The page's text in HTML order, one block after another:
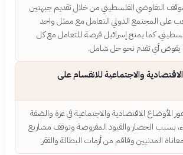
التفاوضي الفلسطيني من خلال تقديم جبهتين
على المجتمع الدولي التعامل مع ممثل واحد
كما يمنح إسرائيل فرصة للتعامل مع كل
يقوض أي تقدم نحو حل شامل.
والاجتماعية للانقسام على
الأوضاع الاقتصادية والاجتماعية في غزة والضفة
بسبب الحصار والقيود المفروضة وتوقف مشاريع
المدنيين وفاقم من أزمات البطالة والفقر.